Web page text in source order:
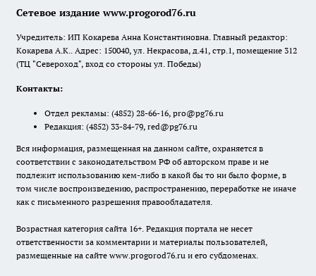
Сетевое издание www.progorod76.ru
Учредитель: ИП Кокарева Анна Константиновна. Главный редактор:
Кокарева А.К.. Адрес: 150040, ул. Некрасова, д.41, стр.1, помещение 312
(ТЦ "Североход", вход со стороны ул. Победы)
Контакты:
Отдел рекламы: (4852) 28-66-16, pro@pg76.ru
Редакция: (4852) 33-84-79, red@pg76.ru
Вся информация, размещенная на данном сайте, охраняется в
соответствии с законодательством РФ об авторском праве и не
подлежит использованию кем-либо в какой бы то ни было форме, в
том числе воспроизведению, распространению, переработке не иначе
как с письменного разрешения правообладателя.
Возрастная категория сайта 16+. Редакция портала не несет
ответственности за комментарии и материалы пользователей,
размещенные на сайте www.progorod76.ru и его субдоменах.